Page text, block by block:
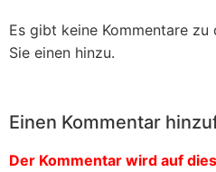
Es gibt keine Kommentare zu
Sie einen hinzu.
Einen Kommentar
Der Kommentar wird auf